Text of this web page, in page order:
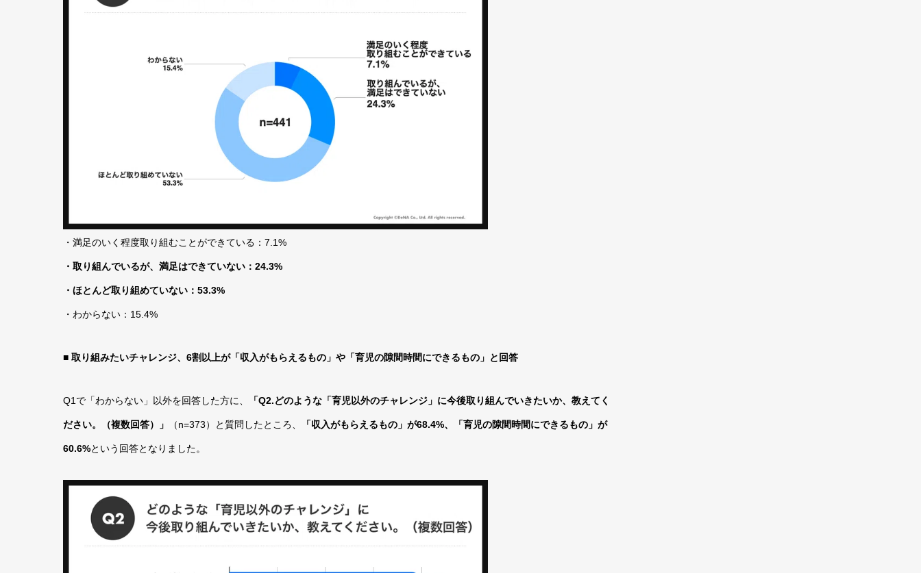
・満足のいく程度取り組むことができている：7.1%
・取り組んでいるが、満足はできていない：24.3%
・ほとんど取り組めていない：53.3%
・わからない：15.4%
■ 取り組みたいチャレンジ、6割以上が「収入がもらえるもの」や「育児の隙間時間にできるもの」と回答
Q1で「わからない」以外を回答した方に、 「Q2.どのような「育児以外のチャレンジ」に今後取り組んでいきたいか、教えてく
ださい。（複数回答）」 （n=373）と質問したところ、 「収入がもらえるもの」が68.4%、「育児の隙間時間にできるもの」が
60.6%という回答となりました。